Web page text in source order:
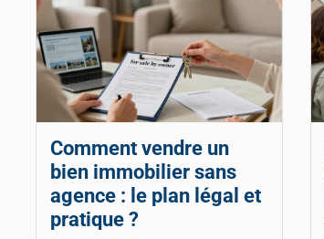
Comment vendre un
bien immobilier sans
agence : le plan légal et
pratique ?